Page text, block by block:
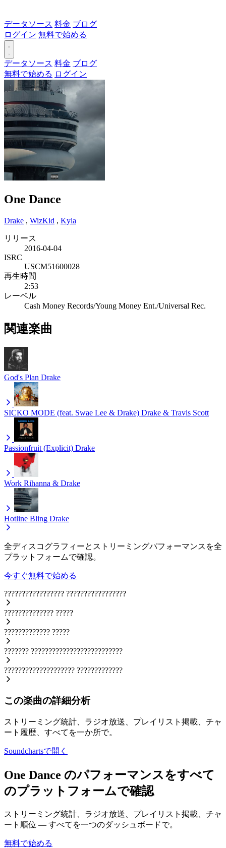
データソース 料金 ブログ
ログイン 無料で始める
データソース 料金 ブログ
無料で始める ログイン
One Dance
Drake , WizKid , Kyla
リリース
2016-04-04
ISRC
USCM51600028
再生時間
2:53
レーベル
Cash Money Records/Young Money Ent./Universal Rec.
関連楽曲
God's Plan Drake
SICKO MODE (feat. Swae Lee & Drake) Drake & Travis Scott
Passionfruit (Explicit) Drake
Work Rihanna & Drake
Hotline Bling Drake
全ディスコグラフィーとストリーミングパフォーマンスを全
プラットフォームで確認。
今すぐ無料で始める
????????????????? ?????????????????
?????????????? ?????
????????????? ?????
??????? ??????????????????????????
???????????????????? ?????????????
この楽曲の詳細分析
ストリーミング統計、ラジオ放送、プレイリスト掲載、チャ
ート履歴、すべてを一か所で。
Soundchartsで開く
One Dance のパフォーマンスをすべて
のプラットフォームで確認
ストリーミング統計、ラジオ放送、プレイリスト掲載、チャ
ート順位 — すべてを一つのダッシュボードで。
無料で始める